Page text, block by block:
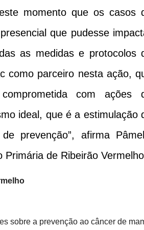
momento que os casos
que pudesse
as medidas e protocolos
como parceiro nesta ação,
com ações
ideal, que é a estimulação
prevenção”, afirma
de Ribeirão
sobre a prevenção ao câncer de